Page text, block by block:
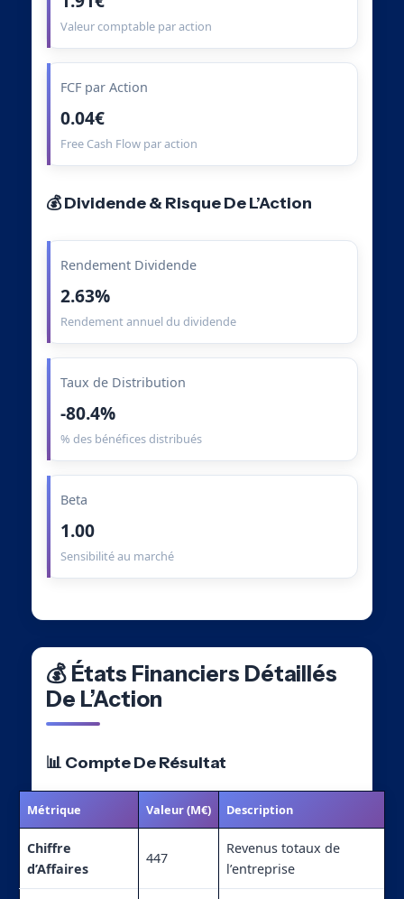
Valeur comptable par action
FCF par Action
0.04€
Free Cash Flow par action
💰 Dividende & Risque De L’Action
Rendement Dividende
2.63%
Rendement annuel du dividende
Taux de Distribution
-80.4%
% des bénéfices distribués
Beta
1.00
Sensibilité au marché
💰 États Financiers Détaillés
De L’Action
📊 Compte De Résultat
Métrique Valeur (M€) Description
Chiffre
d’Affaires
447
Revenus totaux de
l’entreprise